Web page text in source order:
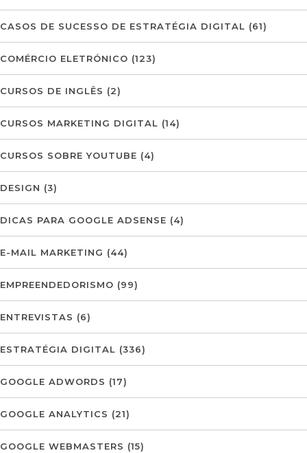
CASOS DE SUCESSO DE ESTRATÉGIA DIGITAL (61)
COMÉRCIO ELETRÓNICO (123)
CURSOS DE INGLÊS (2)
CURSOS MARKETING DIGITAL (14)
CURSOS SOBRE YOUTUBE (4)
DESIGN (3)
DICAS PARA GOOGLE ADSENSE (4)
E-MAIL MARKETING (44)
EMPREENDEDORISMO (99)
ENTREVISTAS (6)
ESTRATÉGIA DIGITAL (336)
GOOGLE ADWORDS (17)
GOOGLE ANALYTICS (21)
GOOGLE WEBMASTERS (15)